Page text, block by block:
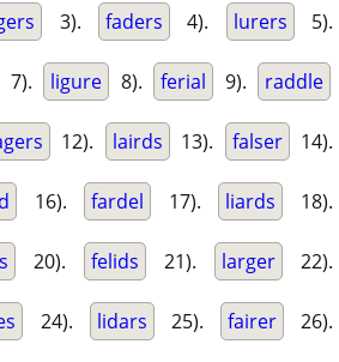
3). faders 4). lurers 5).
7). ligure 8). ferial 9). raddle
12). lairds 13). falser 14).
16). fardel 17). liards 18).
20). felids 21). larger 22).
24). lidars 25). fairer 26).